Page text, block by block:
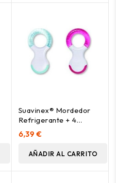
Suavinex® Mordedor
Refrigerante + 4
Meses Etapa 2 1Ud
6,39 €
AÑADIR AL CARRITO